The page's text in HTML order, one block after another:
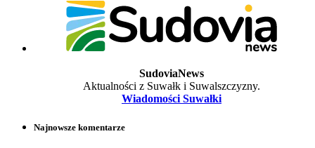
SudoviaNews
Aktualności z Suwałk i Suwalszczyzny.
Wiadomości Suwałki
Najnowsze komentarze